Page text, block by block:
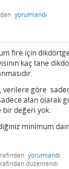
yorumlandı
fire için
kaç tane
verilere göre
alan olarak
bir değeri yok.
minimum daire
yorumlandı
düzenlendi